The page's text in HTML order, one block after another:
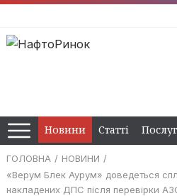
Новини Статті
ГОЛОВНА
НОВИНИ
«Верум Блек Аурум» доведеться
накладених ДПС після перевірки